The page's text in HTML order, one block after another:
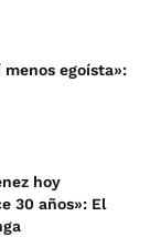
egoísta»:
hoy
30 años»: El